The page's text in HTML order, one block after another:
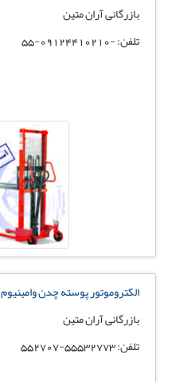
بازرگانی آران متین
تلفن: -09124410210-55
الکتروموتور پوسته چدن وامینیوم
بازرگانی آران متین
تلفن: 55532773-552707